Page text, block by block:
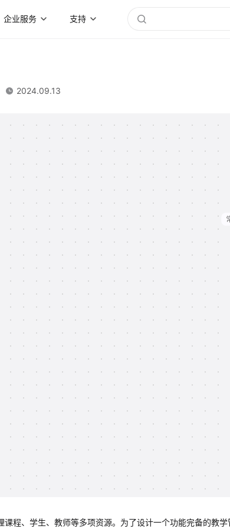
企业服务 支持
2024.09.13
程、学生、教师等多项资源。为了设计一个功能完备的教学